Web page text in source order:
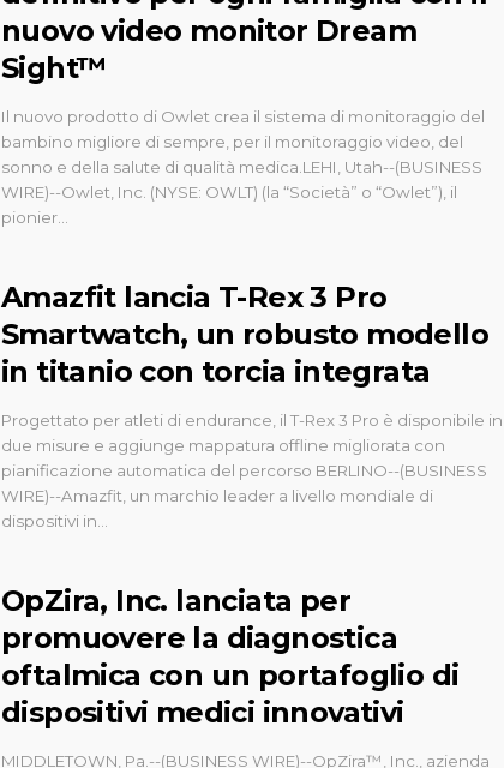
nuovo video monitor Dream
Sight™
Il nuovo prodotto di Owlet crea il sistema di monitoraggio del
bambino migliore di sempre, per il monitoraggio video, del
sonno e della salute di qualità medica.LEHI, Utah--(BUSINESS
WIRE)--Owlet, Inc. (NYSE: OWLT) (la “Società” o “Owlet”), il
pionier...
Amazfit lancia T-Rex 3 Pro
Smartwatch, un robusto modello
in titanio con torcia integrata
Progettato per atleti di endurance, il T-Rex 3 Pro è disponibile in
due misure e aggiunge mappatura offline migliorata con
pianificazione automatica del percorso BERLINO--(BUSINESS
WIRE)--Amazfit, un marchio leader a livello mondiale di
dispositivi in...
OpZira, Inc. lanciata per
promuovere la diagnostica
oftalmica con un portafoglio di
dispositivi medici innovativi
MIDDLETOWN, Pa.--(BUSINESS WIRE)--OpZira™, Inc., azienda